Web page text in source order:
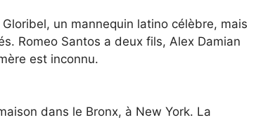
un mannequin latino célèbre, mais
Romeo Santos a deux fils, Alex Damian
est inconnu.
dans le Bronx, à New York. La